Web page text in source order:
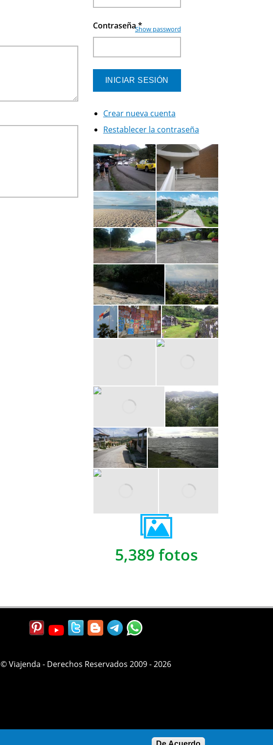
Contraseña*
Show password
Crear nueva cuenta
Restablecer la contraseña
5,389 fotos
© Viajenda - Derechos Reservados 2009 - 2026